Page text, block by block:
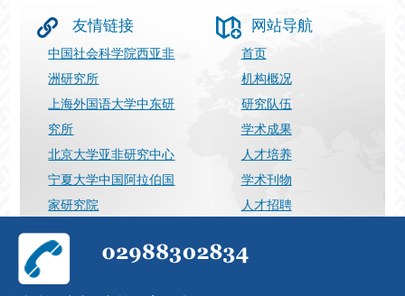
友情链接
中国社会科学院西亚非
洲研究所
上海外国语大学中东研
究所
北京大学亚非研究中心
宁夏大学中国阿拉伯国
家研究院
上海国际问题研究院
网站导航
首页
机构概况
研究队伍
学术成果
人才培养
学术刊物
人才招聘